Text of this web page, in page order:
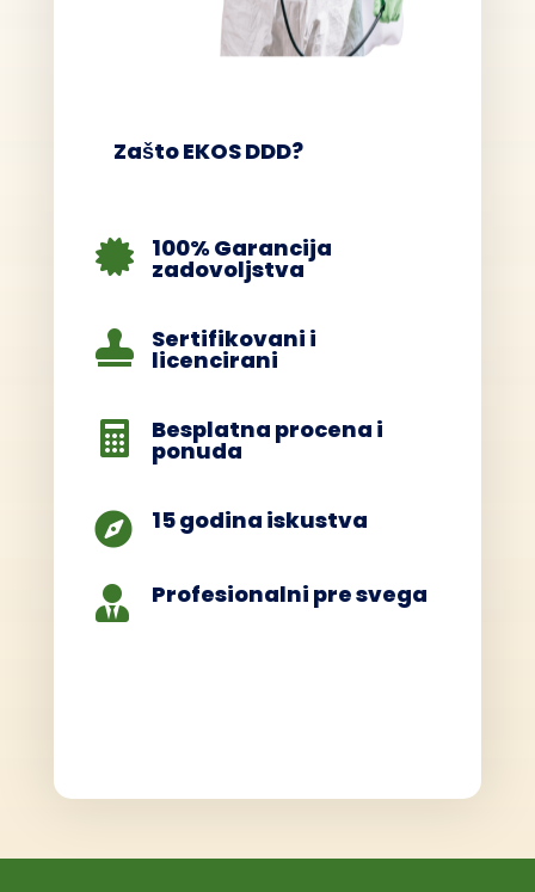
Zašto EKOS DDD?
 100% Garancija
zadovoljstva
 Sertifikovani i
licencirani
 Besplatna procena i
ponuda
 15 godina iskustva
 Profesionalni pre svega